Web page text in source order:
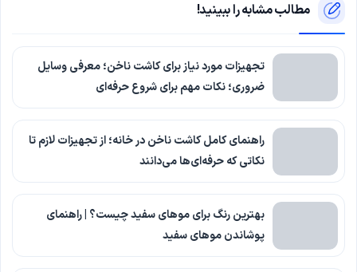
مطالب مشابه را ببینید!
تجهیزات مورد نیاز برای کاشت ناخن؛ معرفی وسایل
ضروری؛ نکات مهم برای شروع حرفه‌ای
راهنمای کامل کاشت ناخن در خانه؛ از تجهیزات لازم تا
نکاتی که حرفه‌ای‌ها می‌دانند
بهترین رنگ برای موهای سفید چیست؟ | راهنمای
پوشاندن موهای سفید